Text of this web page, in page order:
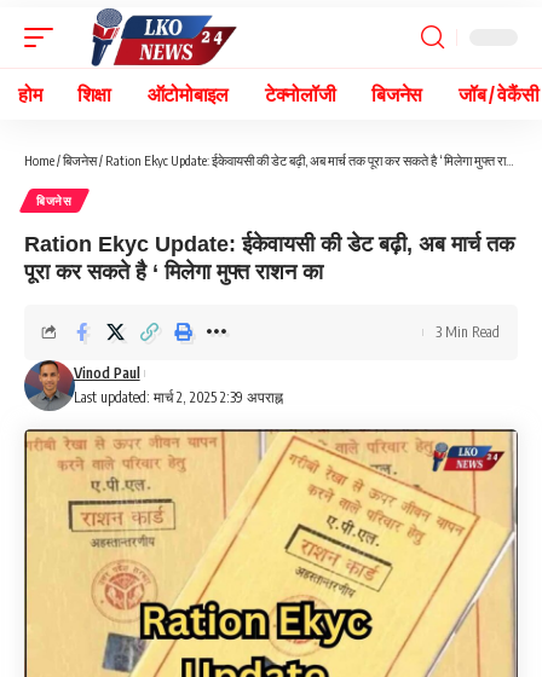
होम शिक्षा ऑटोमोबाइल टेक्नोलॉजी बिजनेस जॉब / वेकैंसी
Home/बिजनेस/ Ration Ekyc Update: ईकेवायसी की डेट बढ़ी, अब मार्च तक पूरा कर सकते है ‘ मिलेगा मुफ्त राशन का
बिजनेस
Ration Ekyc Update: ईकेवायसी की डेट बढ़ी, अब मार्च तक
पूरा कर सकते है ‘ मिलेगा मुफ्त राशन का
Last updated: मार्च 2, 2025 2:39 अपराह्न
Vinod Paul
3 Min Read